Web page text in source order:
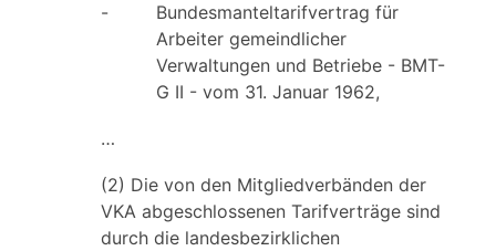
-
Bundesmanteltarifvertrag für
Arbeiter gemeindlicher
Verwaltungen und Betriebe - BMT-
G II - vom 31. Januar 1962,
…
(2) Die von den Mitgliedverbänden der
VKA abgeschlossenen Tarifverträge sind
durch die landesbezirklichen